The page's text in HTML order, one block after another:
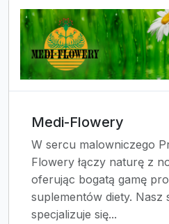
Medi-Flowery
W sercu malowniczego
Flowery łączy naturę z
oferując bogatą gamę
suplementów diety. Nasz
specjalizuje się...